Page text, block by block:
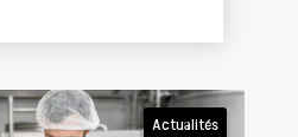
Actualités